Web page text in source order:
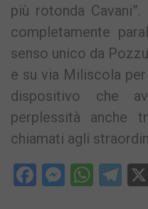
più rotonda
completamente
senso unico da
e su via Miliscola
dispositivo che
perplessità anche
chiamati agli
Facebook